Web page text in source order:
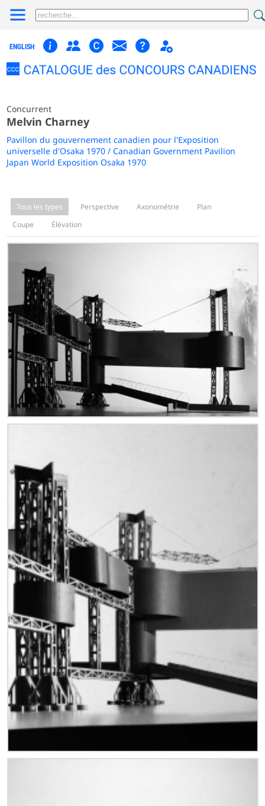
ENGLISH
Concurrent
Melvin Charney
Pavillon du gouvernement canadien pour l'Exposition
universelle d'Osaka 1970 / Canadian Government Pavilion
Japan World Exposition Osaka 1970
Tous les types Perspective Axonométrie
Plan
Coupe
Élévation